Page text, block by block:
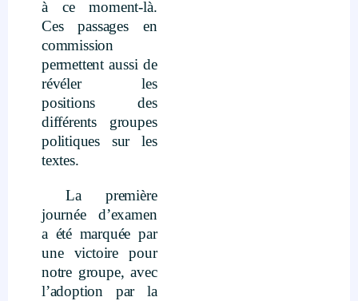
à ce moment-là.
Ces passages en
commission
permettent aussi de
révéler les
positions des
différents groupes
politiques sur les
textes.
La première
journée d’examen
a été marquée par
une victoire pour
notre groupe, avec
l’adoption par la